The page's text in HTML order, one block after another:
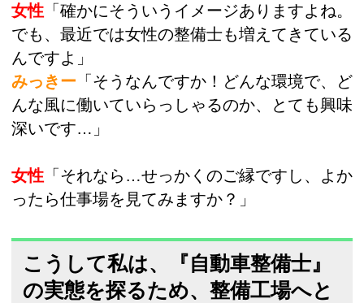
女性 「確かにそういうイメージありますよね。
でも、最近では女性の整備士も増えてきている
んですよ」
みっきー 「そうなんですか！どんな環境で、ど
んな風に働いていらっしゃるのか、とても興味
深いです…」
女性 「それなら…せっかくのご縁ですし、よか
ったら仕事場を見てみますか？」
こうして私は、『自動車整備士』
の実態を探るため、整備工場へと